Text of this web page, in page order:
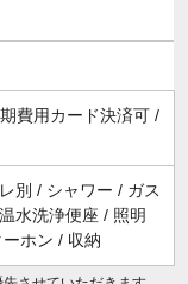
費用カード決済可 /
別 / シャワー / ガス
水洗浄便座 / 照明
ホン / 収納